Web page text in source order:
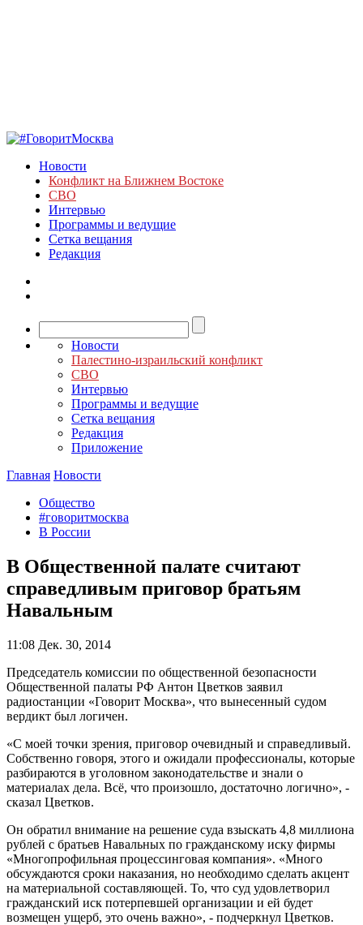
Новости
Конфликт на Ближнем Востоке
СВО
Интервью
Программы и ведущие
Сетка вещания
Редакция
Новости
Палестино-израильский конфликт
СВО
Интервью
Программы и ведущие
Сетка вещания
Редакция
Приложение
Главная Новости
Общество
#говоритмосква
В России
В Общественной палате считают
справедливым приговор братьям
Навальным
11:08 Дек. 30, 2014
Председатель комиссии по общественной безопасности
Общественной палаты РФ Антон Цветков заявил
радиостанции «Говорит Москва», что вынесенный судом
вердикт был логичен.
«С моей точки зрения, приговор очевидный и справедливый.
Собственно говоря, этого и ожидали профессионалы, которые
разбираются в уголовном законодательстве и знали о
материалах дела. Всё, что произошло, достаточно логично», -
сказал Цветков.
Он обратил внимание на решение суда взыскать 4,8 миллиона
рублей с братьев Навальных по гражданскому иску фирмы
«Многопрофильная процессинговая компания». «Много
обсуждаются сроки наказания, но необходимо сделать акцент
на материальной составляющей. То, что суд удовлетворил
гражданский иск потерпевшей организации и ей будет
возмещен ущерб, это очень важно», - подчеркнул Цветков.